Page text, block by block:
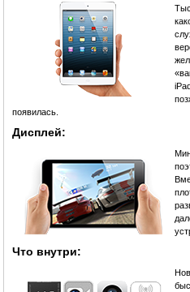
появилась.
Дисплей:
Что внутри: